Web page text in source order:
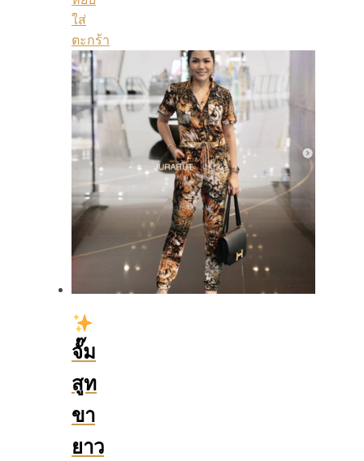
ใส่
ตะกร้า
จั๊ม
สูท
ขา
ยาว